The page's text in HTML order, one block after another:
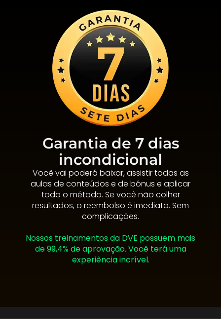
Garantia de 7 dias
incondicional
Você vai poderá baixar, assistir todas as
aulas de conteúdos e de bônus e aplicar
todo o método. Se você não colher
resultados, o reembolso é imediato. Sem
complicações.
Nossos treinamentos da DVE possuem mais
de 99,4% de aprovação. Você terá uma
experiência incrível.